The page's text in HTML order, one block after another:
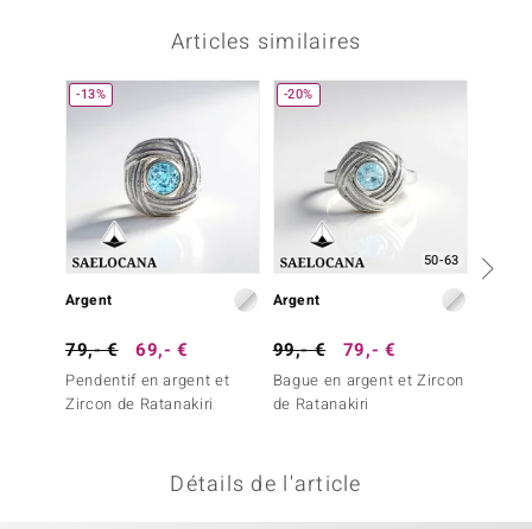
Articles similaires
-13%
Argent
79,- € 69,- €
Pendentif en argent et
Zircon de Ratanakiri
-20%
50-63
Argent
99,- € 79,- €
Bague en argent et Zircon
de Ratanakiri
Détails de l'article